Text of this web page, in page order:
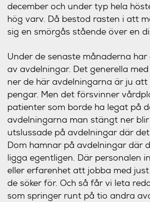
december och under typ hela
hög varv. Då bestod rasten i att
sig en smörgås stående över en
Under de senaste månaderna
av avdelningar. Det generella
ner de här avdelningarna är ju
pengar. Men det försvinner
patienter som borde ha legat på
avdelningarna man stängt ner
utslussade på avdelningar där
Dom hamnar på avdelningar där
ligga egentligen. Där personalen
eller erfarenhet att jobba med
de söker för. Och så får vi leta
som springer runt på tio andra